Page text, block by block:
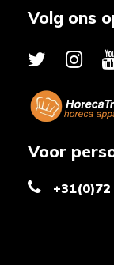
Volg ons
Voor